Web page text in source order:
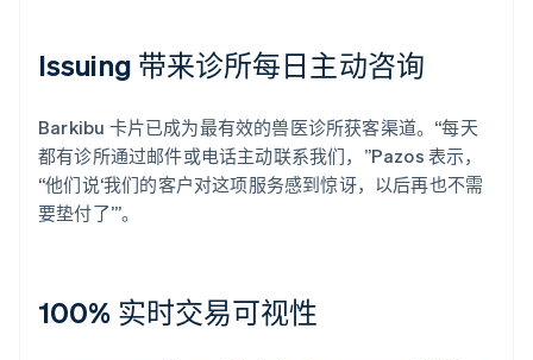
Issuing 带来诊所每日主动咨询
Barkibu 卡片已成为最有效的兽医诊所获客渠道。“每天
都有诊所通过邮件或电话主动联系我们，”Pazos 表示，
“他们说‘我们的客户对这项服务感到惊讶，以后再也不需
要垫付了’”。
100% 实时交易可视性